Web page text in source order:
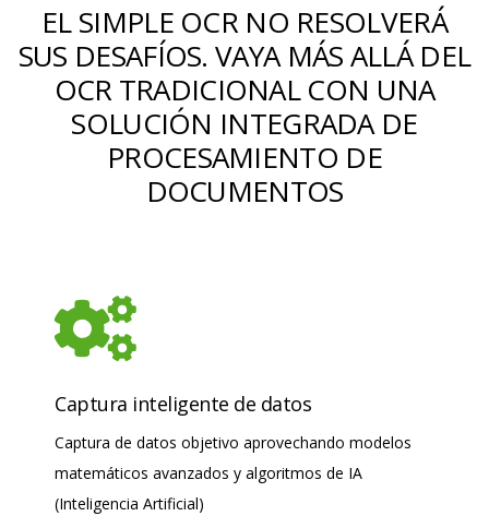
EL SIMPLE OCR NO RESOLVERÁ
SUS DESAFÍOS. VAYA MÁS ALLÁ DEL
OCR TRADICIONAL CON UNA
SOLUCIÓN INTEGRADA DE
PROCESAMIENTO DE
DOCUMENTOS
Captura inteligente de datos
Captura de datos objetivo aprovechando modelos
matemáticos avanzados y algoritmos de IA
(Inteligencia Artificial)